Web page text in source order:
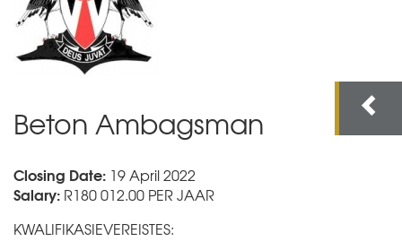
Beton Ambagsman
Closing Date: 19 April 2022
Salary: R180 012.00 PER JAAR
KWALIFIKASIEVEREISTES: